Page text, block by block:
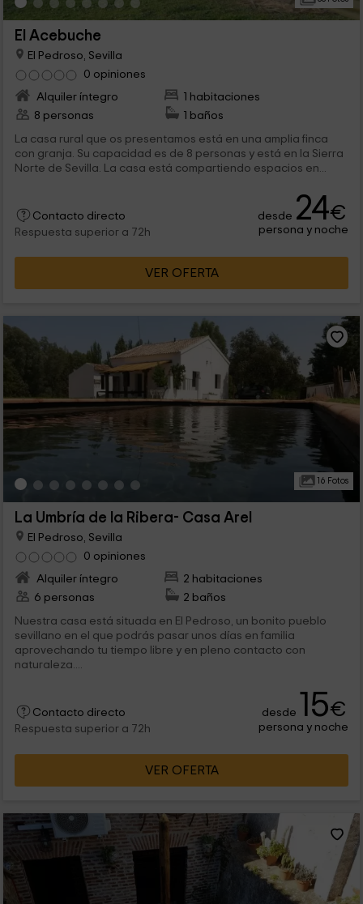
El Acebuche
El Pedroso, Sevilla
0 opiniones
Alquiler íntegro
1 habitaciones
8 personas
1 baños
La casa rural que os presentamos está en una amplia finca
con granja. Su capacidad es de 8 personas y está en la Sierra
Norte de Sevilla. La casa está compartiendo espacios en...
Contacto directo
Respuesta superior a 72h
desde 24€
persona y noche
VER OFERTA
16 Fotos
La Umbría de la Ribera- Casa Arel
El Pedroso, Sevilla
0 opiniones
Alquiler íntegro
2 habitaciones
6 personas
2 baños
Nuestra casa está situada en El Pedroso, un bonito pueblo
sevillano en el que podrás pasar unos días en familia
aprovechando tu tiempo libre y en pleno contacto con
naturaleza....
Contacto directo
Respuesta superior a 72h
desde 15€
persona y noche
VER OFERTA